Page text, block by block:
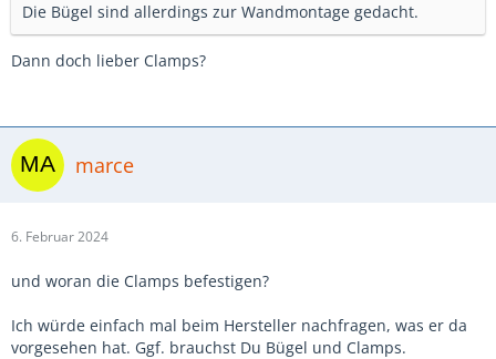
Die Bügel sind allerdings zur Wandmontage gedacht.
Dann doch lieber Clamps?
marce
6. Februar 2024
und woran die Clamps befestigen?
Ich würde einfach mal beim Hersteller nachfragen, was er da
vorgesehen hat. Ggf. brauchst Du Bügel und Clamps.